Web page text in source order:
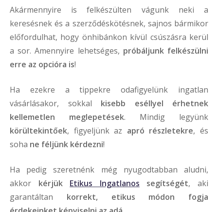
Akármennyire is felkészülten vágunk neki a
keresésnek és a szerződéskötésnek, sajnos bármikor
előfordulhat, hogy önhibánkon kívül csúszásra kerül
a sor. Amennyire lehetséges, próbáljunk felkészülni
erre az opcióra is!
Ha ezekre a tippekre odafigyelünk ingatlan
vásárlásakor, sokkal kisebb eséllyel érhetnek
kellemetlen meglepetések. Mindig legyünk
körültekintőek, figyeljünk az apró részletekre, és
soha ne féljünk kérdezni!
Ha pedig szeretnénk még nyugodtabban aludni,
akkor kérjük Etikus Ingatlanos segítségét, aki
garantáltan korrekt, etikus módon fogja